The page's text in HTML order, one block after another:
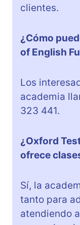
clientes.
¿Cómo
of English
Los
academia
323 441.
¿Oxford
ofrece
Sí, la
tanto para
atendiendo